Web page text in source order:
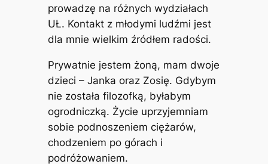
prowadzę na różnych wydziałach
UŁ. Kontakt z młodymi ludźmi jest
dla mnie wielkim źródłem radości.
Prywatnie jestem żoną, mam dwoje
dzieci – Janka oraz Zosię. Gdybym
nie została filozofką, byłabym
ogrodniczką. Życie uprzyjemniam
sobie podnoszeniem ciężarów,
chodzeniem po górach i
podróżowaniem.